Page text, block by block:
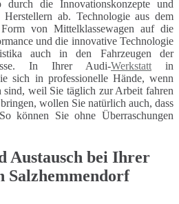
die Innovationskonzepte und
ab. Technologie aus dem
von Mittelklassewagen auf die
und die innovative Technologie
auch in den Fahrzeugen der
In Ihrer Audi-Werkstatt in
sich in professionelle Hände, wenn
sind, weil Sie täglich zur Arbeit fahren
wollen Sie natürlich auch, dass
können Sie ohne Überraschungen
Austausch bei Ihrer